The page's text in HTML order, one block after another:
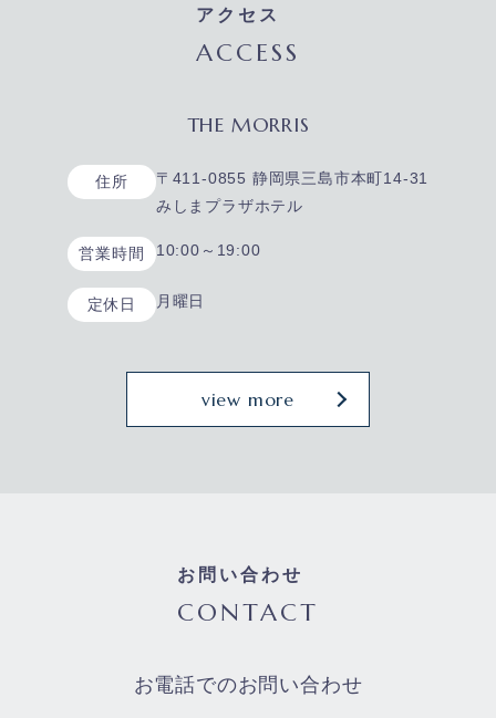
アクセス
ACCESS
THE MORRIS
住所
〒411-0855 静岡県三島市本町14-31
みしまプラザホテル
営業時間 10:00～19:00
定休日 月曜日
view more
お問い合わせ
CONTACT
お電話でのお問い合わせ